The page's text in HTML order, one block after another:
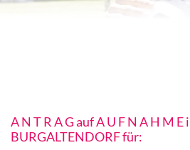
A N T R A G auf A U F N A H M E
BURGALTENDORF für: